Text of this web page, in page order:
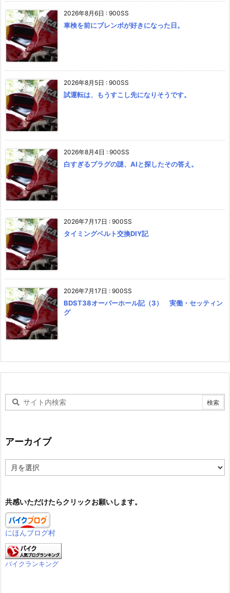
2026年8月6日 : 900SS
車検を前にブレンボが好きになった日。
2026年8月5日 : 900SS
試運転は、もうすこし先になりそうです。
2026年8月4日 : 900SS
白すぎるプラグの謎、AIと探したその答え。
2026年7月17日 : 900SS
タイミングベルト交換DIY記
2026年7月17日 : 900SS
BDST38オーバーホール記（3） 実働・セッティン
グ
アーカイブ
ー
ブ
共感いただけたらクリックお願いします。
にほんブログ村
バイクランキング